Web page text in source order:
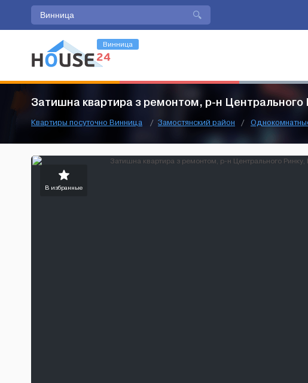
Винница
Затишна квартира з ремонтом, р-н Центрального
Квартиры посуточно Винница / Замостянский район /
В избранные